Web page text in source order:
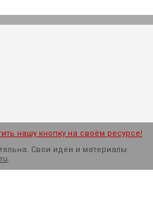
нашу кнопку на своём ресурсе!
Cвои идеи и материалы
.